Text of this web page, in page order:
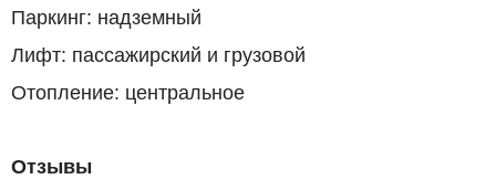
Паркинг: надземный
Лифт: пассажирский и грузовой
Отопление: центральное
Отзывы